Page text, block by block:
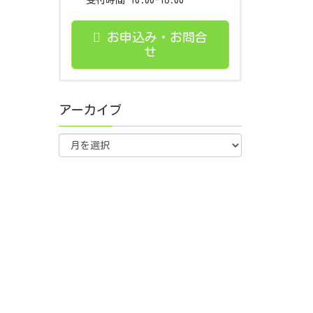
お申込み・お問合
せ
アーカイブ